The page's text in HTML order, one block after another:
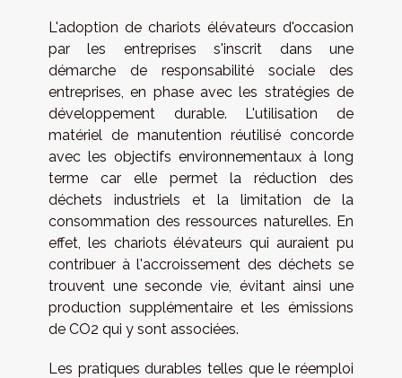
L'adoption de chariots élévateurs d'occasion
par les entreprises s'inscrit dans une
démarche de responsabilité sociale des
entreprises, en phase avec les stratégies de
développement durable. L'utilisation de
matériel de manutention réutilisé concorde
avec les objectifs environnementaux à long
terme car elle permet la réduction des
déchets industriels et la limitation de la
consommation des ressources naturelles. En
effet, les chariots élévateurs qui auraient pu
contribuer à l'accroissement des déchets se
trouvent une seconde vie, évitant ainsi une
production supplémentaire et les émissions
de CO2 qui y sont associées.
Les pratiques durables telles que le réemploi